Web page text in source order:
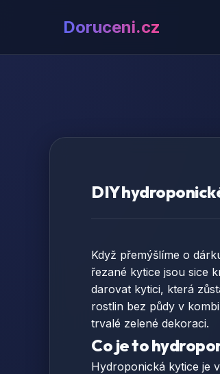
Doruceni.cz
DIY
Když přemýšlíme o
řezané kytice jsou sice
darovat kytici, která
rostlin bez půdy v
trvalé zelené dekoraci.
Co je to
Hydroponická kytice je